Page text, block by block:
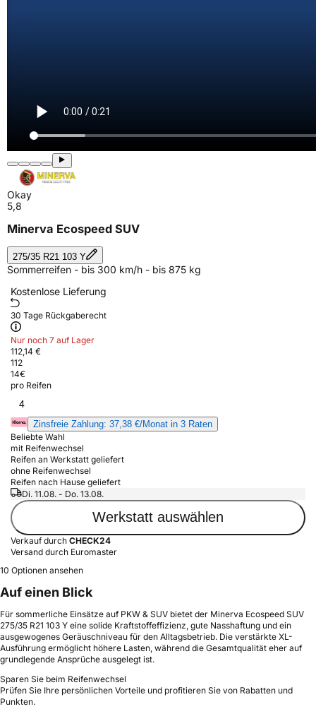
Okay
5,8
Minerva Ecospeed SUV
275/35 R21 103 Y
Sommerreifen - bis 300 km/h - bis 875 kg
Kostenlose Lieferung
30 Tage Rückgaberecht
Nur noch 7 auf Lager
112,14 €
112
14€
pro Reifen
4
Zinsfreie Zahlung: 37,38 €/Monat in 3 Raten
Beliebte Wahl
mit Reifenwechsel
Reifen an Werkstatt geliefert
ohne Reifenwechsel
Reifen nach Hause geliefert
Di. 11.08. - Do. 13.08.
Werkstatt auswählen
Verkauf durch CHECK24
Versand durch Euromaster
10 Optionen ansehen
Auf einen Blick
Für sommerliche Einsätze auf PKW & SUV bietet der Minerva Ecospeed SUV
275/35 R21 103 Y eine solide Kraftstoffeffizienz, gute Nasshaftung und ein
ausgewogenes Geräuschniveau für den Alltagsbetrieb. Die verstärkte XL-
Ausführung ermöglicht höhere Lasten, während die Gesamtqualität eher auf
grundlegende Ansprüche ausgelegt ist.
Sparen Sie beim Reifenwechsel
Prüfen Sie Ihre persönlichen Vorteile und profitieren Sie von Rabatten und
Punkten.